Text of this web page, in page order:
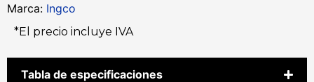
Marca: Ingco
*El precio incluye IVA
Tabla de especificaciones